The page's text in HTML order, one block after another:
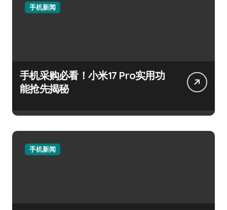
手机新闻
手机采购必看！小米17 Pro实用功
能抢先揭秘
手机新闻